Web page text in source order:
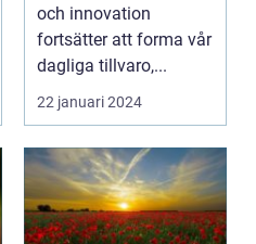
och innovation
fortsätter att forma vår
dagliga tillvaro,...
22 januari 2024